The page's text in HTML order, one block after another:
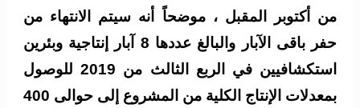
من أكتوبر المقبل ، موضحاً أنه سيتم الانتهاء من
حفر باقى الآبار والبالغ عددها 8 آبار إنتاجية وبئرين
استكشافيين في الربع الثالث من 2019 للوصول
بمعدلات الإنتاج الكلية من المشروع إلى حوالى 400